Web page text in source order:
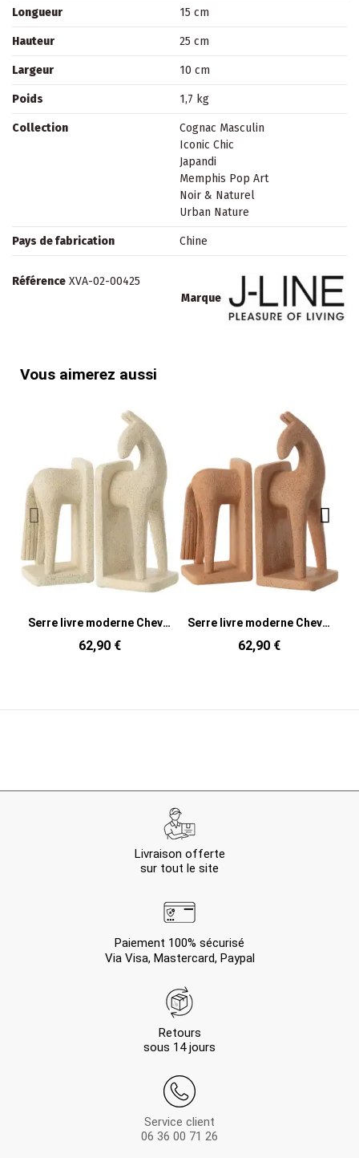
Longueur 15 cm
Hauteur 25 cm
Largeur 10 cm
Poids 1,7 kg
Collection
Cognac Masculin
Iconic Chic
Japandi
Memphis Pop Art
Noir & Naturel
Urban Nature
Pays de fabrication Chine
Marque
Référence XVA-02-00425
Vous aimerez aussi
Serre livre moderne Cheval Hauteur 27 cm en Résine Beige Moucheté Siva
62,90 €
Serre livre moderne Cheval Hauteur 27 cm en Résine Terracotta Moucheté Siva
62,90 €
Livraison offerte
sur tout le site
Paiement 100% sécurisé
Via Visa, Mastercard, Paypal
Retours
sous 14 jours
Service client
06 36 00 71 26